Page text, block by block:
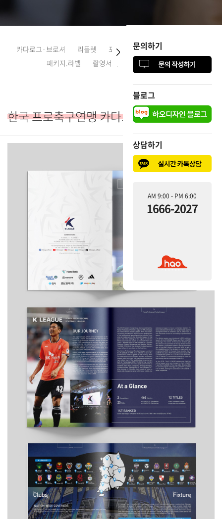
문의하기
블로그
상담하기
AM 9:00 - PM 6:00
1666-2027
문의하기
블로그
상담하기
AM 9:00 - PM 6:00
1666-2027
카다로그·브로셔 리플렛 포스터·전단지
패키지.라벨
촬영서비스 다국어디자인
한국 프로축구연맹 카다로그